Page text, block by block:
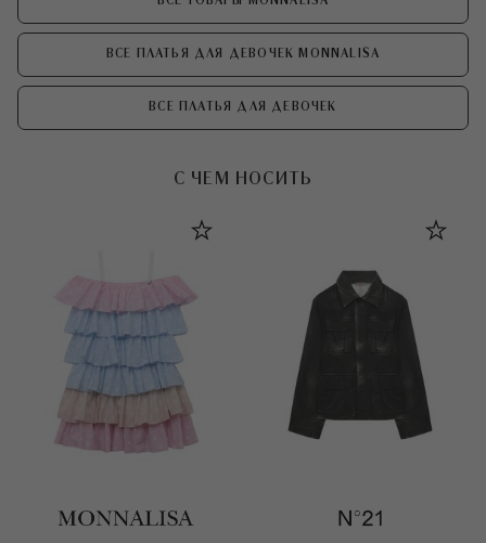
ВСЕ ПЛАТЬЯ ДЛЯ ДЕВОЧЕК MONNALISA
ВСЕ ПЛАТЬЯ ДЛЯ ДЕВОЧЕК
С ЧЕМ НОСИТЬ